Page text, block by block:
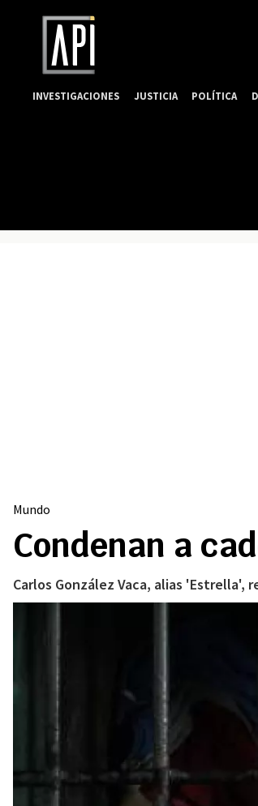
Mundo
Condenan a
Carlos González Vaca, alias 'Estrella',
INVESTIGACIONES JUSTICIA POLÍTICA